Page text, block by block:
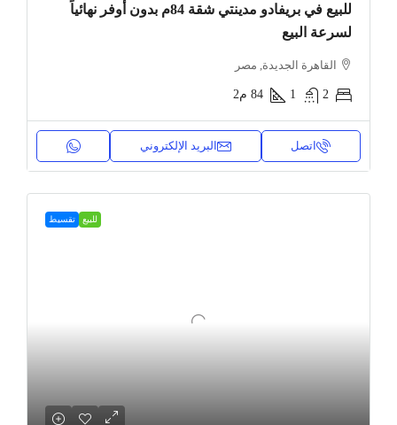
للبيع في بريفادو مدينتي شقة 84م بدون أوفر نهائياً
لسرعة البيع
القاهرة الجديدة, مصر
2
1
84 م2
اتصل البريد الإلكتروني
للبيع تقسيط